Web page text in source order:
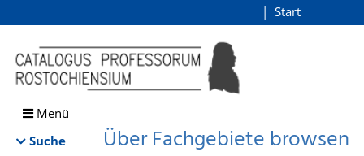
Browsen
direkt zum Inhalt
Start
Menü
Suche
Über Fachgebiete browsen